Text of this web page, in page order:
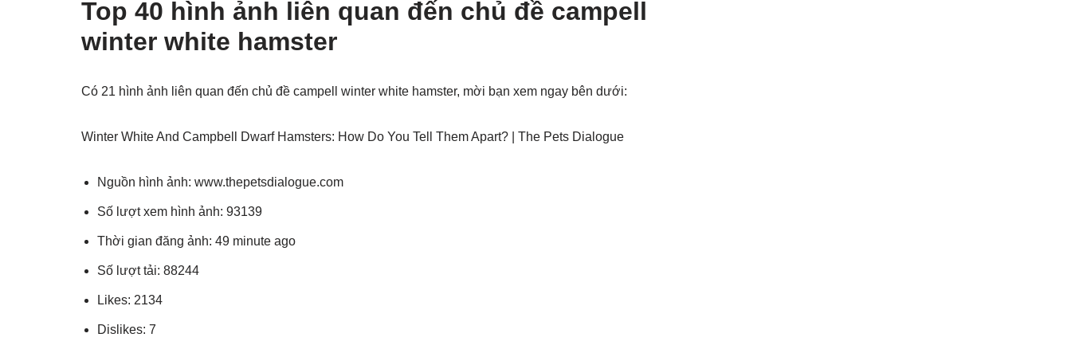
Top 40 hình ảnh liên quan đến chủ đề campell
winter white hamster
Có 21 hình ảnh liên quan đến chủ đề campell winter white hamster, mời bạn xem ngay bên dưới:
Winter White And Campbell Dwarf Hamsters: How Do You Tell Them Apart? | The Pets Dialogue
Nguồn hình ảnh: www.thepetsdialogue.com
Số lượt xem hình ảnh: 93139
Thời gian đăng ảnh: 49 minute ago
Số lượt tải: 88244
Likes: 2134
Dislikes: 7